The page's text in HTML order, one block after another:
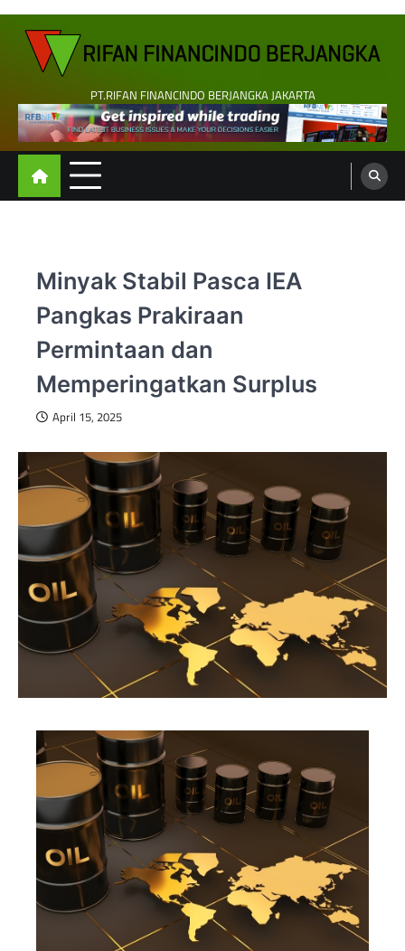
Skip
content
PT.RIFAN FINANCINDO BERJANGKA JAKARTA
Minyak Stabil Pasca IEA
Pangkas Prakiraan
Permintaan dan
Memperingatkan Surplus
April 15, 2025